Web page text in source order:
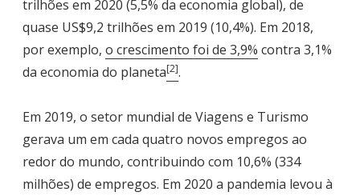
trilhões em 2020 (5,5% da economia global), de
quase US$9,2 trilhões em 2019 (10,4%). Em 2018,
por exemplo, o crescimento foi de 3,9% contra 3,1%
da economia do planeta[2].
Em 2019, o setor mundial de Viagens e Turismo
gerava um em cada quatro novos empregos ao
redor do mundo, contribuindo com 10,6% (334
milhões) de empregos. Em 2020 a pandemia levou à